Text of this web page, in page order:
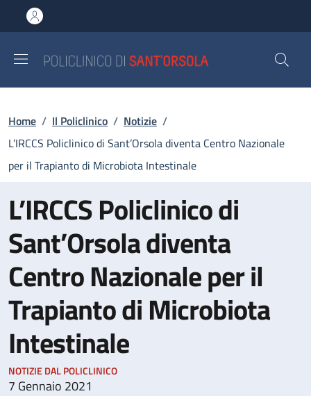
al contenuto principale
to footer content
Briciole di pane
Home / Il Policlinico / Notizie /
L’IRCCS Policlinico di Sant’Orsola diventa Centro Nazionale
per il Trapianto di Microbiota Intestinale
L’IRCCS Policlinico di
Sant’Orsola diventa
Centro Nazionale per il
Trapianto di Microbiota
Intestinale
NOTIZIE DAL POLICLINICO
7 Gennaio 2021